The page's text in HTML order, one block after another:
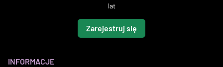
lat
Zarejestruj się
INFORMACJE